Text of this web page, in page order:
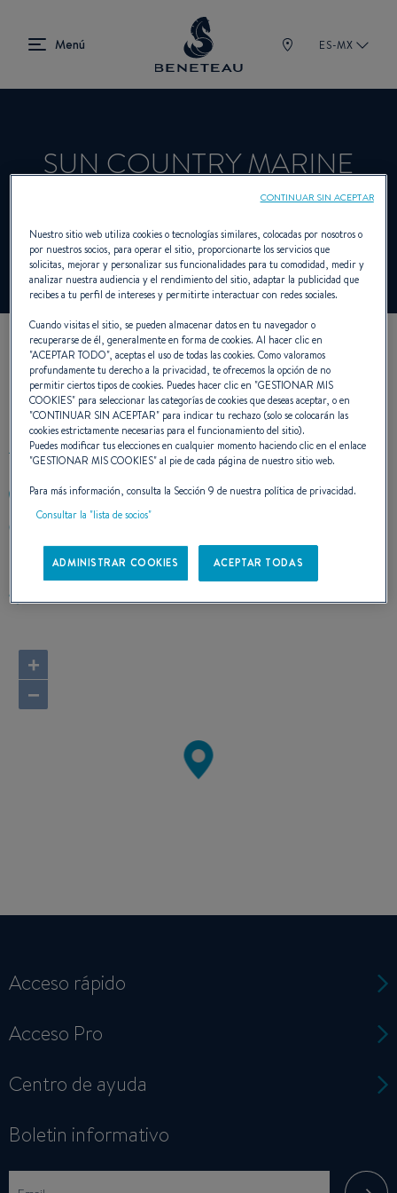
ES-MX
SUN COUNTRY MARINE
Concesionario Intraborda para BENETEAU
NUESTROS DATOS DE
CONTACTO
9497916100
92614 IRVINE CA, California
Estados Unidos
+
−
Acceso rápido
Acceso Pro
Centro de ayuda
Boletin informativo
Nuestro sitio web utiliza cookies o tecnologías similares, colocadas por nosotros o
por nuestros socios, para operar el sitio, proporcionarte los servicios que
solicitas, mejorar y personalizar sus funcionalidades para tu comodidad, medir y
analizar nuestra audiencia y el rendimiento del sitio, adaptar la publicidad que
recibes a tu perfil de intereses y permitirte interactuar con redes sociales.
Cuando visitas el sitio, se pueden almacenar datos en tu navegador o
recuperarse de él, generalmente en forma de cookies. Al hacer clic en
"ACEPTAR TODO", aceptas el uso de todas las cookies. Como valoramos
profundamente tu derecho a la privacidad, te ofrecemos la opción de no
permitir ciertos tipos de cookies. Puedes hacer clic en "GESTIONAR MIS
COOKIES" para seleccionar las categorías de cookies que deseas aceptar, o en
"CONTINUAR SIN ACEPTAR" para indicar tu rechazo (solo se colocarán las
cookies estrictamente necesarias para el funcionamiento del sitio).
Puedes modificar tus elecciones en cualquier momento haciendo clic en el enlace
"GESTIONAR MIS COOKIES" al pie de cada página de nuestro sitio web.
Para más información, consulta la Sección 9 de nuestra política de privacidad.
Consultar la "lista de socios"
ADMINISTRAR COOKIES ACEPTAR TODAS
CONTINUAR SIN ACEPTAR